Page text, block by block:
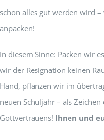
schon alles gut werden wird
anpacken!
In diesem Sinne: Packen wir
wir der Resignation keinen
Hand, pflanzen wir im
neuen Schuljahr – als
Gottvertrauens! Ihnen und